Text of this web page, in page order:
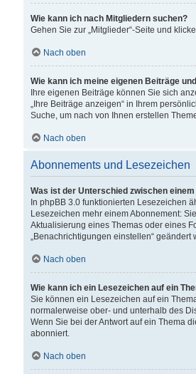
Wie kann ich nach Mitgliedern suchen?
Gehen Sie zur „Mitglieder“-Seite und
Nach oben
Wie kann ich meine eigenen Beiträge
Ihre eigenen Beiträge können Sie sich
„Ihre Beiträge anzeigen“ in Ihrem
Suche, um nach von Ihnen erstellen
Nach oben
Abonnements und Lesezeichen
Was ist der Unterschied zwischen
In phpBB 3.0 funktionierten Lesezeichen
Lesezeichen mehr einem Abonnement:
Aktualisierung eines Themas oder eines
„Benachrichtigungen einstellen“ geändert
Nach oben
Wie kann ich ein Lesezeichen auf ein
Sie können ein Lesezeichen auf ein
normalerweise ober- und unterhalb des
Wenn Sie bei der Antwort auf ein Thema
abonniert.
Nach oben